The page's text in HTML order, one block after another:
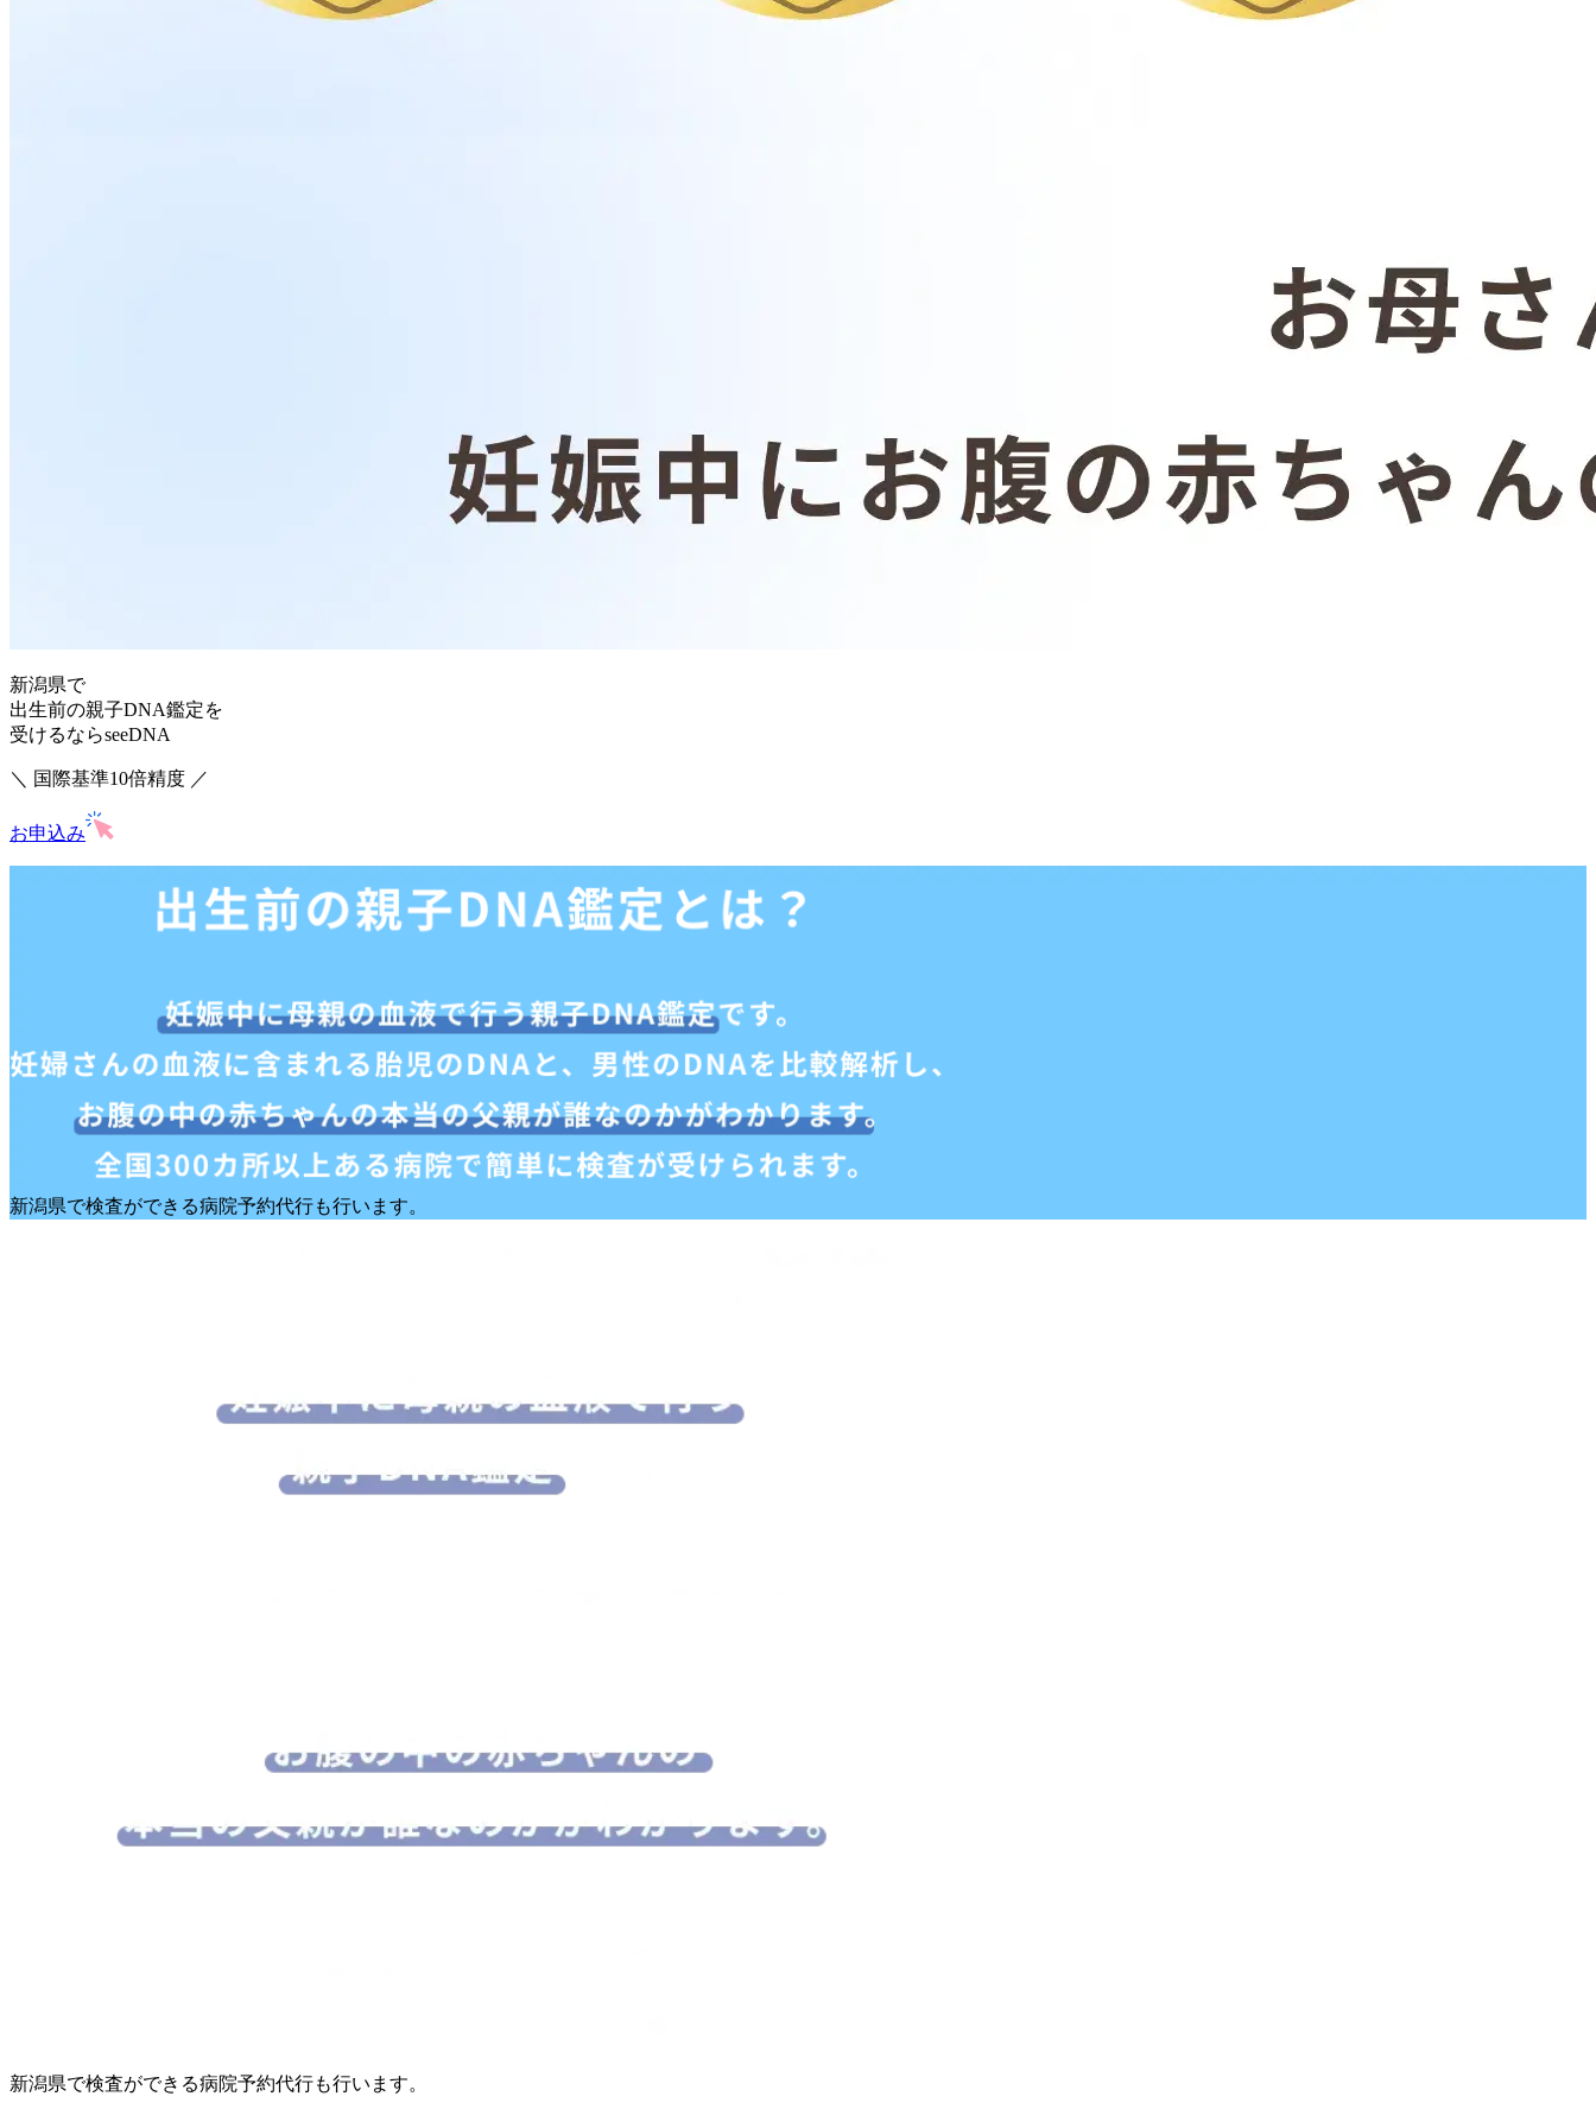
新潟県で
出生前の親子DNA鑑定を
受けるならseeDNA
＼ 国際基準10倍精度 ／
お申込み
新潟県で検査ができる病院予約代行も行います。
新潟県で検査ができる病院予約代行も行います。